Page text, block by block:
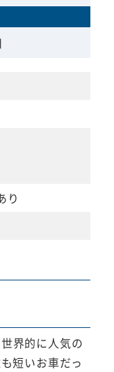
り
界的に人気の
短いお車だっ